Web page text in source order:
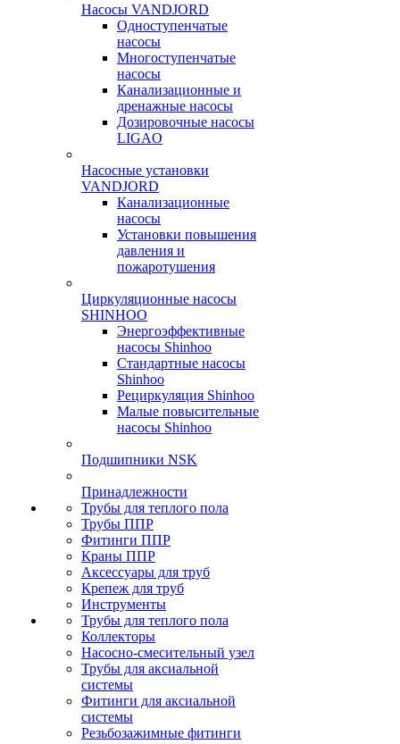
Насосы VANDJORD
Одноступенчатые
насосы
Многоступенчатые
насосы
Канализационные и
дренажные насосы
Дозировочные насосы
LIGAO
Насосные установки
VANDJORD
Канализационные
насосы
Установки повышения
давления и
пожаротушения
Циркуляционные насосы
SHINHOO
Энергоэффективные
насосы Shinhoo
Стандартные насосы
Shinhoo
Рециркуляция Shinhoo
Малые повысительные
насосы Shinhoo
Подшипники NSK
Принадлежности
Трубы для теплого пола
Трубы ППР
Фитинги ППР
Краны ППР
Аксессуары для труб
Крепеж для труб
Инструменты
Трубы для теплого пола
Коллекторы
Насосно-смесительный узел
Трубы для аксиальной
системы
Фитинги для аксиальной
системы
Резьбозажимные фитинги